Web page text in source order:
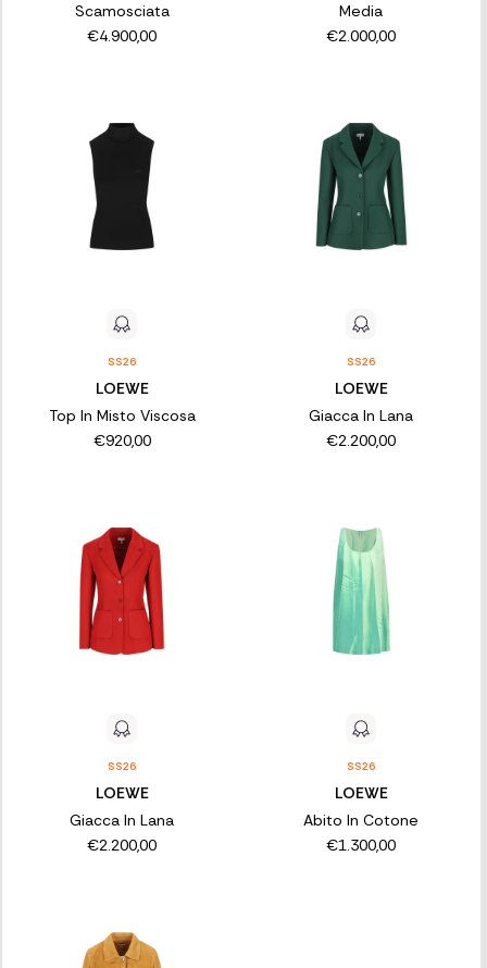
Scamosciata
€4.900,00
Media
€2.000,00
SS26
LOEWE
Top In Misto Viscosa
€920,00
SS26
LOEWE
Giacca In Lana
€2.200,00
SS26
LOEWE
Giacca In Lana
€2.200,00
SS26
LOEWE
Abito In Cotone
€1.300,00